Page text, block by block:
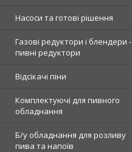
Насоси та готові рішення
Газові редуктори і блендери -
пивні редуктори
Відсікачі піни
Комплектуючі для пивного
обладнання
Б/у обладнання для розливу
пива та напоїв